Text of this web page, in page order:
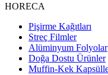
HORECA
Pişirme Kağıtları
Streç Filmler
Alüminyum Folyolar
Doğa Dostu Ürünler
Muffin-Kek